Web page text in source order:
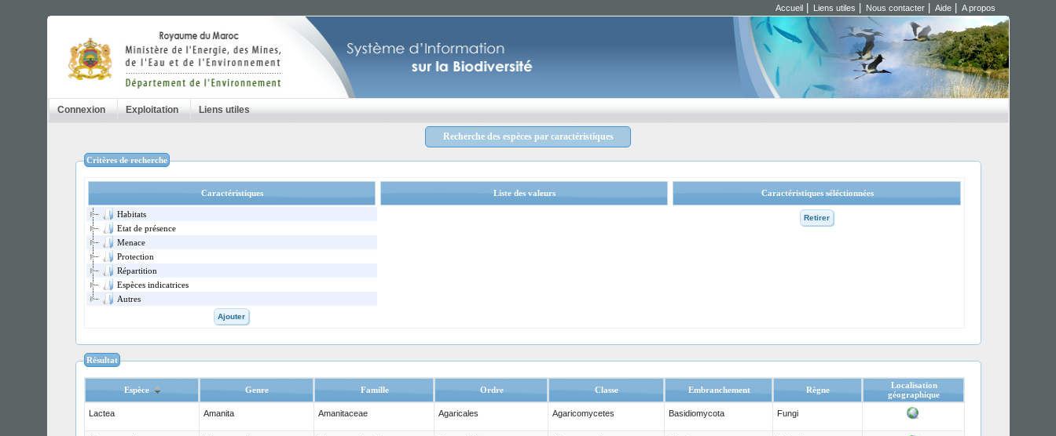
Accueil Liens utiles Nous contacter Aide A propos
Connexion Exploitation Liens utiles
Recherche des espèces par caractéristiques
Critères de recherche
Caractéristiques
Habitats
Etat de présence
Menace
Protection
Répartition
Espèces indicatrices
Autres
Ajouter
Liste des valeurs Caractéristiques séléctionnées
Retirer
Résultat
Espèce Genre Famille Ordre Classe Embranchement Règne
Localisation
géographique
Lactea
Amanita Amanitaceae Agaricales Agaricomycetes Basidiomycota Fungi